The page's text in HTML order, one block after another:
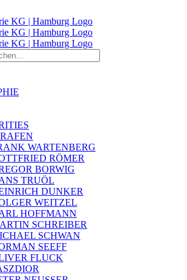
WARTENBERG
RÖMER
BORWIG
TRUÖL
DUNKER
WEITZEL
HOFFMANN
SCHREIBER
SCHWAN
SEEFF
FLUCK